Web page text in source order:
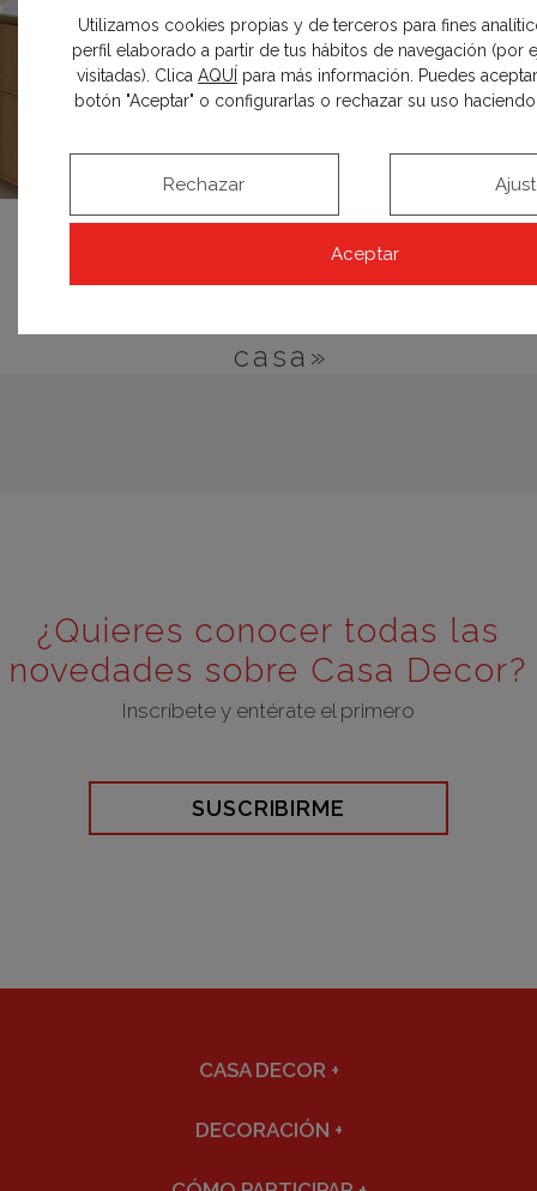
MADRID 2022
Espacio BC3 Cocinas – Cocina
casa»
¿Quieres conocer todas las
novedades sobre Casa Decor?
Inscríbete y entérate el primero
SUSCRIBIRME
Utilizamos cookies propias y de terceros para fines
perfil elaborado a partir de tus hábitos de navegación (por
visitadas). Clica AQUÍ para más información. Puedes
botón "Aceptar" o configurarlas o rechazar su uso
Aceptar
Rechazar
CASA DECOR +
DECORACIÓN +